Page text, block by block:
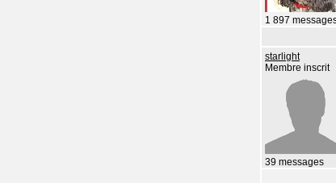
1 897
starlight
Membre inscrit
39 messages